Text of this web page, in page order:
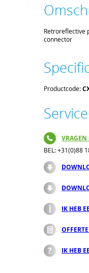
Retroreflective
connector
Productcode:
Service
VRAGEN
BEL: +31(0)88
IK HEB
IK HEB